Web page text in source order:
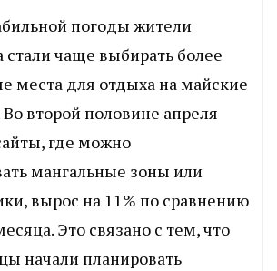
погоды жители
стали чаще выбирать более
места для отдыха на майские
второй половине апреля
где можно
мангальные зоны или
вырос на 11% по сравнению
Это связано с тем, что
начали планировать